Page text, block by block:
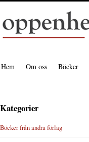
Hem Om oss Böcker
Kategorier
Böcker från andra förlag